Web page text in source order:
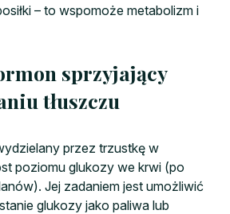
– to wspomoże metabolizm i
sprzyjający
tłuszczu
przez trzustkę w
poziomu glukozy we krwi (po
Jej zadaniem jest umożliwić
glukozy jako paliwa lub